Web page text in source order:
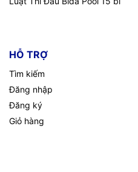
HỖ TRỢ
Tìm kiếm
Đăng nhập
Đăng ký
Giỏ hàng